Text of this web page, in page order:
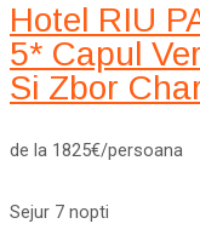
Hotel RIU
5* Capul
Si Zbor
de la 1825€/persoana
Sejur 7 nopti